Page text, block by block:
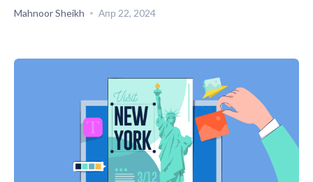
Mahnoor Sheikh Апр 22, 2024